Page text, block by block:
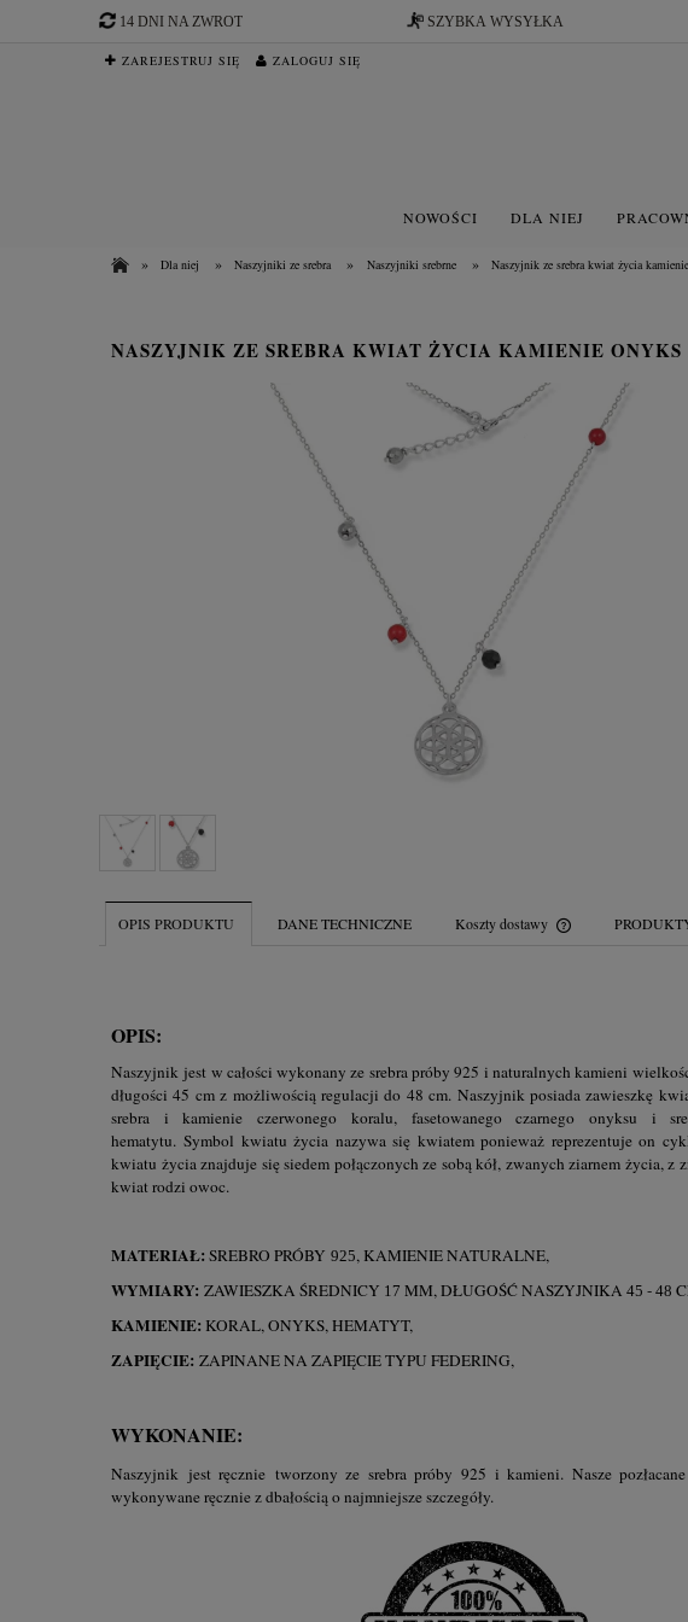
14 DNI NA ZWROT SZYBKA WYSYŁKA
ZAREJESTRUJ SIĘ ZALOGUJ SIĘ
NOWOŚCI DLA NIEJ
» Dla niej » Naszyjniki ze srebra » Naszyjniki srebrne » Naszyjnik ze srebra kwiat życia
NASZYJNIK ZE SREBRA KWIAT ŻYCIA KAMIENIE
OPIS PRODUKTU DANE TECHNICZNE Koszty dostawy
OPIS:
Naszyjnik jest w całości wykonany ze srebra próby 925 i naturalnych kamieni
długości 45 cm z możliwością regulacji do 48 cm. Naszyjnik posiada zawieszkę
srebra i kamienie czerwonego koralu, fasetowanego czarnego onyksu i
hematytu.Symbol kwiatu życia nazywa się kwiatem ponieważ reprezentuje on
kwiatu życia znajduje się siedem połączonych ze sobą kół, zwanych ziarnem życia, z
kwiat rodzi owoc.
MATERIAŁ: SREBRO PRÓBY 925, KAMIENIE NATURALNE,
WYMIARY: ZAWIESZKA ŚREDNICY 17 MM, DŁUGOŚĆ NASZYJNIKA 45 - 48
KAMIENIE: KORAL, ONYKS, HEMATYT,
ZAPIĘCIE: ZAPINANE NA ZAPIĘCIE TYPU FEDERING,
WYKONANIE:
Naszyjnik jest ręcznie tworzony ze srebra próby 925 i kamieni. Nasze
wykonywane ręcznie z dbałością o najmniejsze szczegóły.